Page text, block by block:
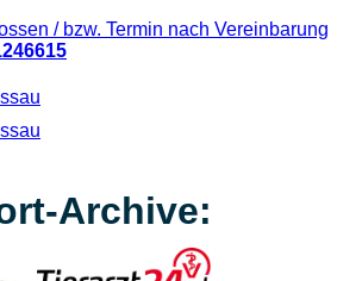
/ bzw. Termin nach Vereinbarung
Archive: